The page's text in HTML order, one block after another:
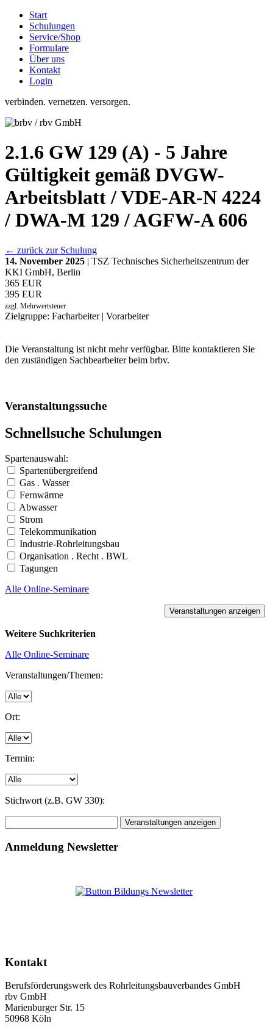
Start
Schulungen
Service/Shop
Formulare
Über uns
Kontakt
Login
verbinden. vernetzen. versorgen.
2.1.6 GW 129 (A) - 5 Jahre
Gültigkeit gemäß DVGW-
Arbeitsblatt / VDE-AR-N 4224
/ DWA-M 129 / AGFW-A 606
← zurück zur Schulung
14. November 2025 | TSZ Technisches Sicherheitszentrum der
KKI GmbH, Berlin
365 EUR
395 EUR
zzgl. Mehrwertsteuer
Zielgruppe: Facharbeiter | Vorarbeiter
Die Veranstaltung ist nicht mehr verfügbar. Bitte kontaktieren Sie
den zuständigen Sachbearbeiter beim brbv.
Veranstaltungssuche
Schnellsuche Schulungen
Spartenauswahl:
Spartenübergreifend
Gas . Wasser
Fernwärme
Abwasser
Strom
Telekommunikation
Industrie-Rohrleitungsbau
Organisation . Recht . BWL
Tagungen
Alle Online-Seminare
Weitere Suchkriterien
Alle Online-Seminare
Veranstaltungen/Themen:
Ort:
Termin:
Stichwort (z.B. GW 330):
Anmeldung Newsletter
Kontakt
Berufsförderungswerk des Rohrleitungsbauverbandes GmbH
rbv GmbH
Marienburger Str. 15
50968 Köln